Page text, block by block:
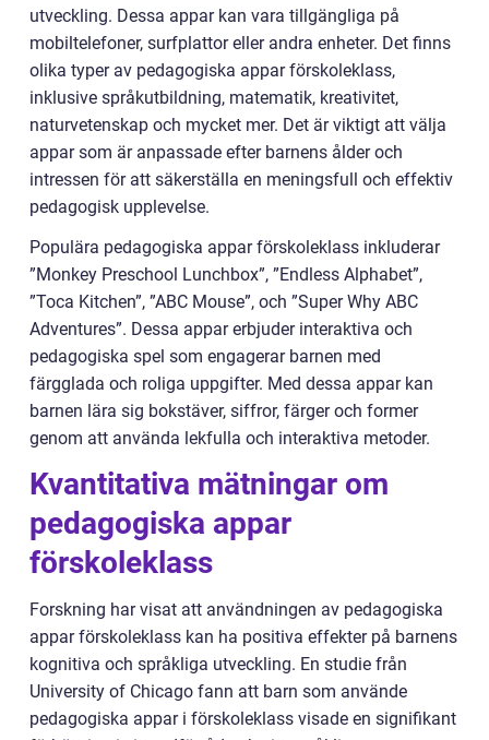
utveckling. Dessa appar kan vara tillgängliga på
mobiltelefoner, surfplattor eller andra enheter. Det finns
olika typer av pedagogiska appar förskoleklass,
inklusive språkutbildning, matematik, kreativitet,
naturvetenskap och mycket mer. Det är viktigt att välja
appar som är anpassade efter barnens ålder och
intressen för att säkerställa en meningsfull och effektiv
pedagogisk upplevelse.
Populära pedagogiska appar förskoleklass inkluderar
”Monkey Preschool Lunchbox”, ”Endless Alphabet”,
”Toca Kitchen”, ”ABC Mouse”, och ”Super Why ABC
Adventures”. Dessa appar erbjuder interaktiva och
pedagogiska spel som engagerar barnen med
färgglada och roliga uppgifter. Med dessa appar kan
barnen lära sig bokstäver, siffror, färger och former
genom att använda lekfulla och interaktiva metoder.
Kvantitativa mätningar om
pedagogiska appar
förskoleklass
Forskning har visat att användningen av pedagogiska
appar förskoleklass kan ha positiva effekter på barnens
kognitiva och språkliga utveckling. En studie från
University of Chicago fann att barn som använde
pedagogiska appar i förskoleklass visade en signifikant